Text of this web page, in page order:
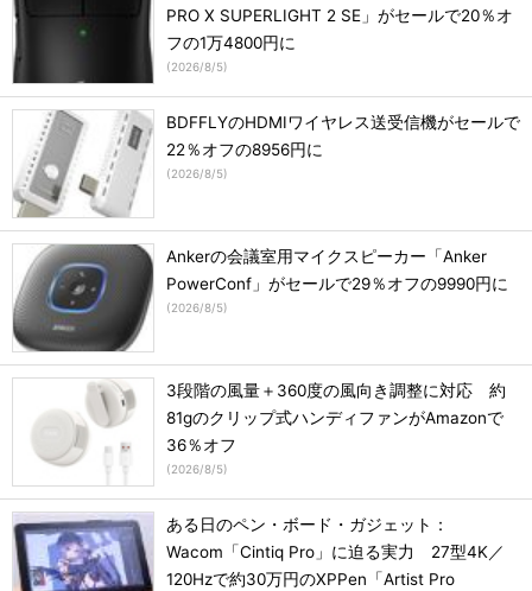
PRO X SUPERLIGHT 2 SE」がセールで20％オ
フの1万4800円に
(2026/8/5)
BDFFLYのHDMIワイヤレス送受信機がセールで
22％オフの8956円に
(2026/8/5)
Ankerの会議室用マイクスピーカー「Anker
PowerConf」がセールで29％オフの9990円に
(2026/8/5)
3段階の風量＋360度の風向き調整に対応 約
81gのクリップ式ハンディファンがAmazonで
36％オフ
(2026/8/5)
ある日のペン・ボード・ガジェット：
Wacom「Cintiq Pro」に迫る実力 27型4K／
120Hzで約30万円のXPPen「Artist Pro